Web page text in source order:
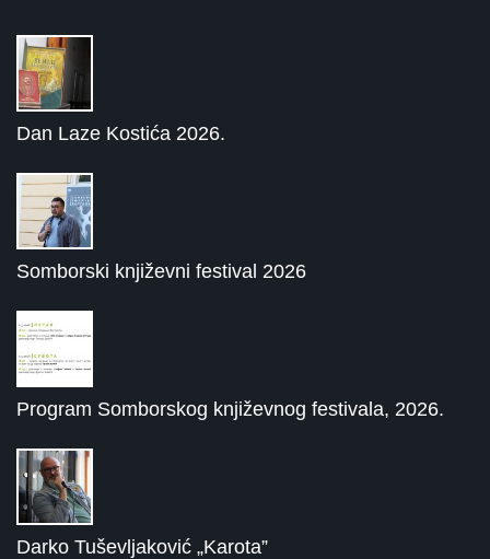
Dan Laze Kostića 2026.
Somborski književni festival 2026
Program Somborskog književnog festivala, 2026.
Darko Tuševljaković „Karota”